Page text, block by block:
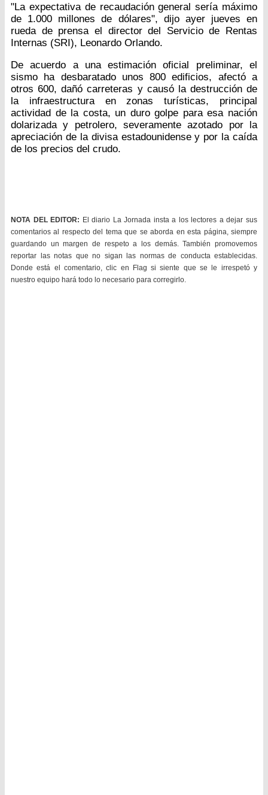
"La expectativa de recaudación general sería máximo
de 1.000 millones de dólares", dijo ayer jueves en
rueda de prensa el director del Servicio de Rentas
Internas (SRI), Leonardo Orlando.
De acuerdo a una estimación oficial preliminar, el
sismo ha desbaratado unos 800 edificios, afectó a
otros 600, dañó carreteras y causó la destrucción de
la infraestructura en zonas turísticas, principal
actividad de la costa, un duro golpe para esa nación
dolarizada y petrolero, severamente azotado por la
apreciación de la divisa estadounidense y por la caída
de los precios del crudo.
NOTA DEL EDITOR: El diario La Jornada insta a los lectores a dejar sus
comentarios al respecto del tema que se aborda en esta página, siempre
guardando un margen de respeto a los demás. También promovemos
reportar las notas que no sigan las normas de conducta establecidas.
Donde está el comentario, clic en Flag si siente que se le irrespetó y
nuestro equipo hará todo lo necesario para corregirlo.